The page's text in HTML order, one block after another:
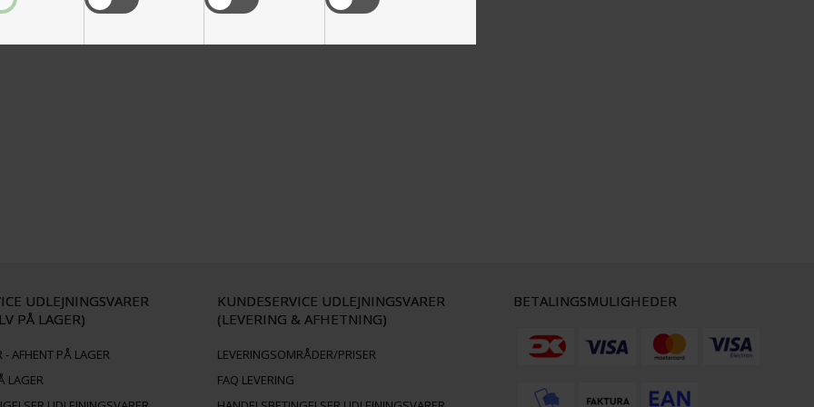
UDLEJNINGSVARER
PÅ LAGER)
AFHENT PÅ LAGER
LAGER
KUNDESERVICE UDLEJNINGSVARER
(LEVERING & AFHETNING)
LEVERINGSOMRÅDER/PRISER
FAQ LEVERING
BETALINGSMULIGHEDER